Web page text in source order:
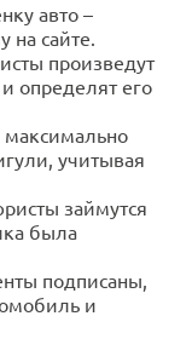
авто –
на сайте.
произведут
определят его
учитывая
займутся
была
подписаны,
и